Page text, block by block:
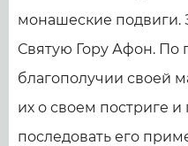
монашеские подвиги.
Святую Гору Афон. По
благополучии своей
их о своем постриге
последовать его